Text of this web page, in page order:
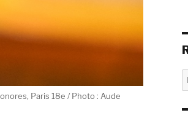
Paris 18e / Photo : Aude